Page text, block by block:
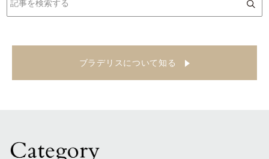
ブラデリスについて知る